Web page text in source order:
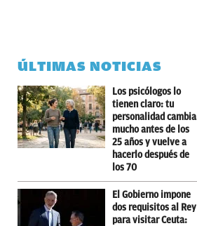
ÚLTIMAS NOTICIAS
Los psicólogos lo
tienen claro: tu
personalidad cambia
mucho antes de los
25 años y vuelve a
hacerlo después de
los 70
El Gobierno impone
dos requisitos al Rey
para visitar Ceuta: